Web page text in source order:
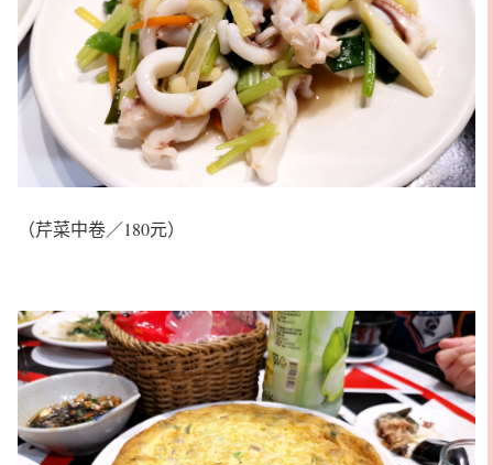
（芹菜中卷／180元）